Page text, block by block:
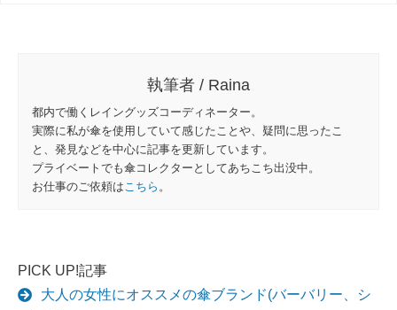
執筆者 / Raina
都内で働くレイングッズコーディネーター。
実際に私が傘を使用していて感じたことや、疑問に思ったこ
と、発見などを中心に記事を更新しています。
プライベートでも傘コレクターとしてあちこち出没中。
お仕事のご依頼は こちら 。
PICK UP!記事
大人の女性にオススメの傘ブランド(バーバリー、シ